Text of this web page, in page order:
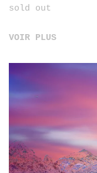
sold out
VOIR PLUS